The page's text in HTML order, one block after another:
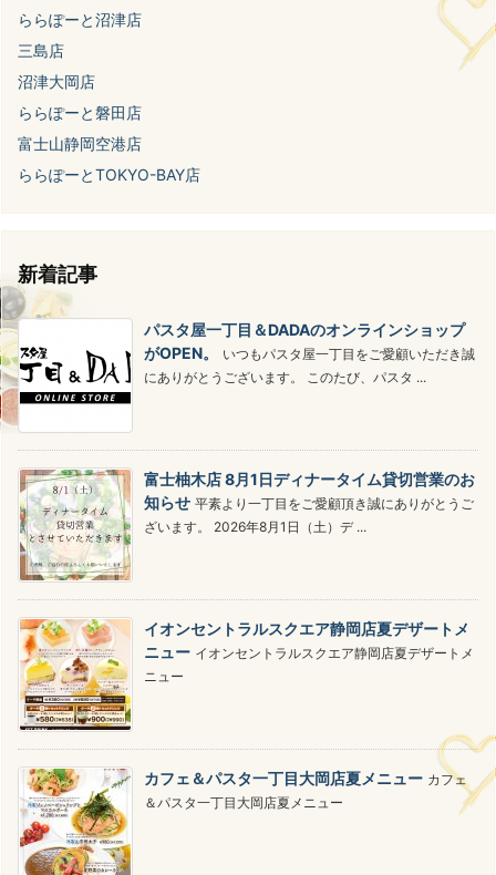
ららぽーと沼津店
三島店
沼津大岡店
ららぽーと磐田店
富士山静岡空港店
ららぽーとTOKYO-BAY店
新着記事
パスタ屋一丁目＆DADAのオンラインショップ
がOPEN。
いつもパスタ屋一丁目をご愛顧いただき誠
にありがとうございます。 このたび、パスタ ...
富士柚木店 8月1日ディナータイム貸切営業のお
知らせ 平素より一丁目をご愛顧頂き誠にありがとうご
ざいます。 2026年8月1日（土）デ ...
イオンセントラルスクエア静岡店夏デザートメ
ニュー イオンセントラルスクエア静岡店夏デザートメ
ニュー
カフェ＆パスタ一丁目大岡店夏メニュー カフェ
＆パスタ一丁目大岡店夏メニュー